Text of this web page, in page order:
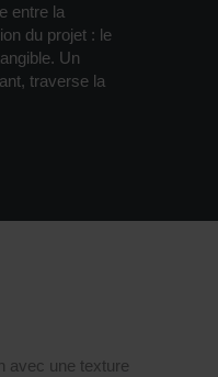
entre la
du projet : le
Un
traverse la
avec une texture